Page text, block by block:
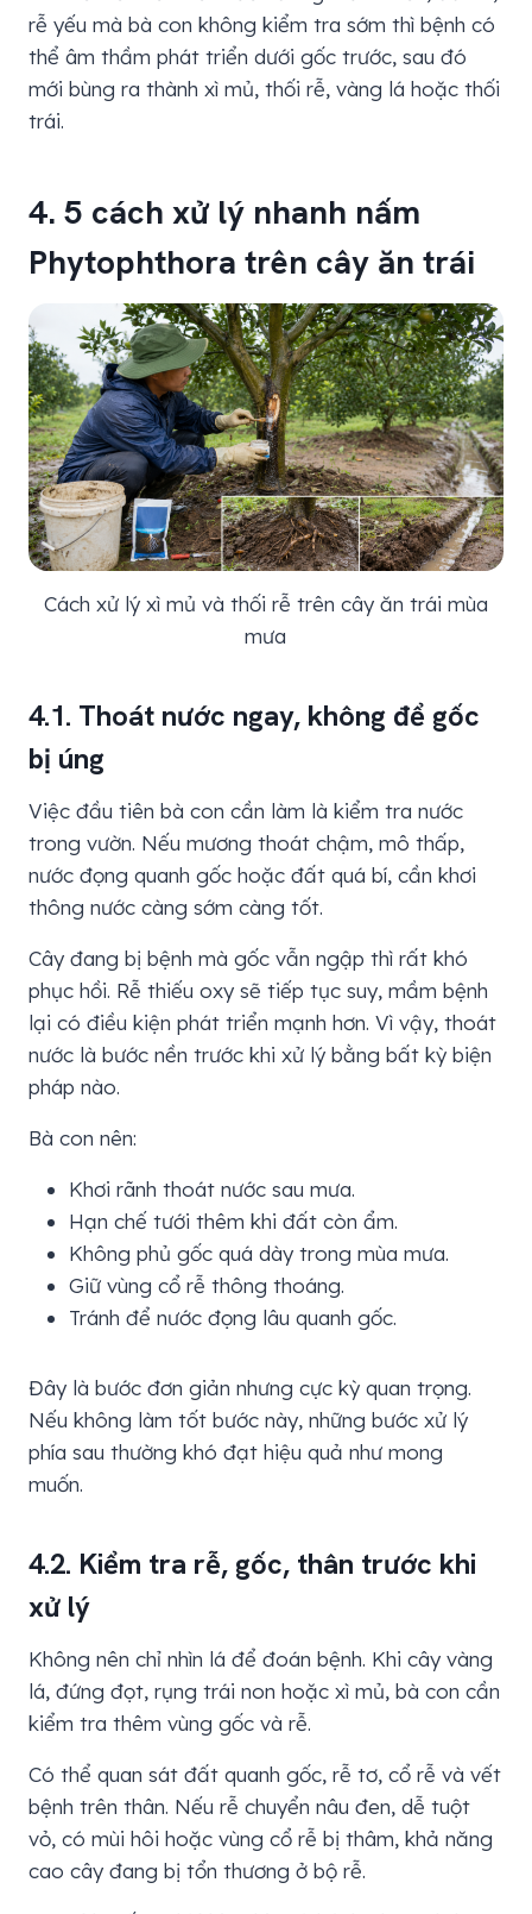
rễ yếu mà bà con không kiểm tra sớm thì bệnh có
thể âm thầm phát triển dưới gốc trước, sau đó
mới bùng ra thành xì mủ, thối rễ, vàng lá hoặc thối
trái.
4. 5 cách xử lý nhanh nấm
Phytophthora trên cây ăn trái
Cách xử lý xì mủ và thối rễ trên cây ăn trái mùa
mưa
4.1. Thoát nước ngay, không để gốc
bị úng
Việc đầu tiên bà con cần làm là kiểm tra nước
trong vườn. Nếu mương thoát chậm, mô thấp,
nước đọng quanh gốc hoặc đất quá bí, cần khơi
thông nước càng sớm càng tốt.
Cây đang bị bệnh mà gốc vẫn ngập thì rất khó
phục hồi. Rễ thiếu oxy sẽ tiếp tục suy, mầm bệnh
lại có điều kiện phát triển mạnh hơn. Vì vậy, thoát
nước là bước nền trước khi xử lý bằng bất kỳ biện
pháp nào.
Bà con nên:
Khơi rãnh thoát nước sau mưa.
Hạn chế tưới thêm khi đất còn ẩm.
Không phủ gốc quá dày trong mùa mưa.
Giữ vùng cổ rễ thông thoáng.
Tránh để nước đọng lâu quanh gốc.
Đây là bước đơn giản nhưng cực kỳ quan trọng.
Nếu không làm tốt bước này, những bước xử lý
phía sau thường khó đạt hiệu quả như mong
muốn.
4.2. Kiểm tra rễ, gốc, thân trước khi
xử lý
Không nên chỉ nhìn lá để đoán bệnh. Khi cây vàng
lá, đứng đọt, rụng trái non hoặc xì mủ, bà con cần
kiểm tra thêm vùng gốc và rễ.
Có thể quan sát đất quanh gốc, rễ tơ, cổ rễ và vết
bệnh trên thân. Nếu rễ chuyển nâu đen, dễ tuột
vỏ, có mùi hôi hoặc vùng cổ rễ bị thâm, khả năng
cao cây đang bị tổn thương ở bộ rễ.